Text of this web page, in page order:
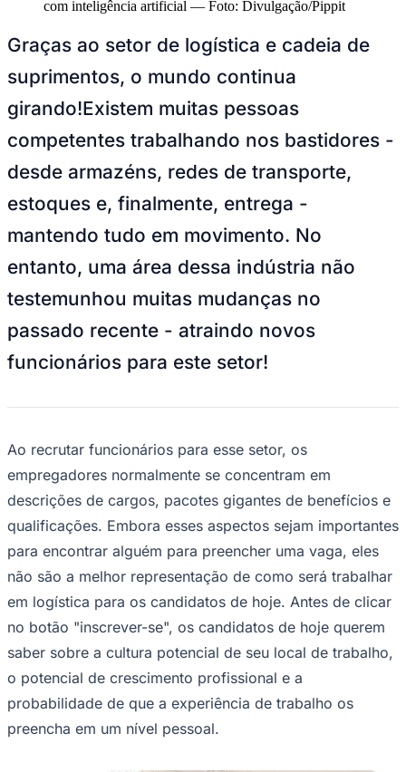
suprimentos, o mundo continua
girando!Existem muitas pessoas
competentes trabalhando nos bastidores -
desde armazéns, redes de transporte,
estoques e, finalmente, entrega -
mantendo tudo em movimento. No
entanto, uma área dessa indústria não
testemunhou muitas mudanças no
passado recente - atraindo novos
funcionários para este setor!
Ao recrutar funcionários para esse setor, os
descrições de cargos, pacotes gigantes de benefícios e
qualificações. Embora esses aspectos sejam importantes
para encontrar alguém para preencher uma vaga, eles
não são a melhor representação de como será trabalhar
em logística para os candidatos de hoje. Antes de clicar
no botão "inscrever-se", os candidatos de hoje querem
saber sobre a cultura potencial de seu local de trabalho,
o potencial de crescimento profissional e a
probabilidade de que a experiência de trabalho os
preencha em um nível pessoal.